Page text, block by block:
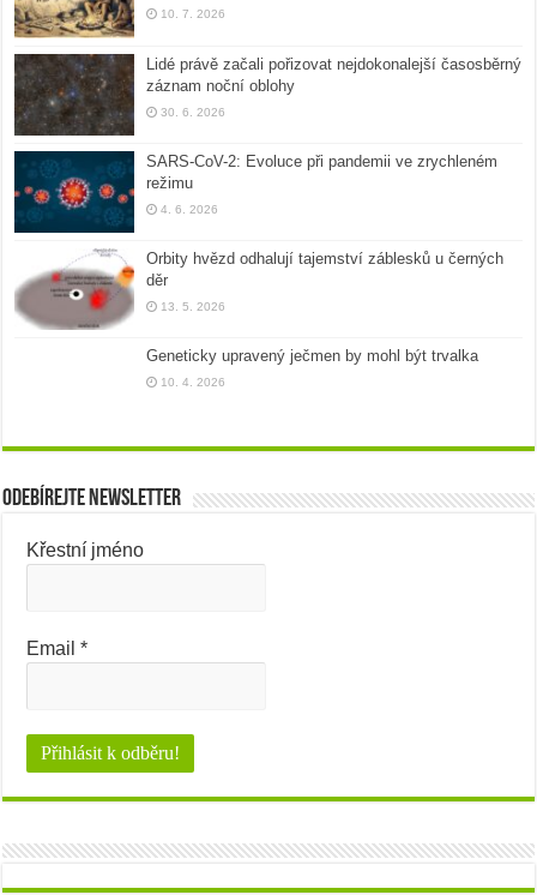
10. 7. 2026
Lidé právě začali pořizovat nejdokonalejší časosběrný
záznam noční oblohy
30. 6. 2026
SARS-CoV-2: Evoluce při pandemii ve zrychleném
režimu
4. 6. 2026
Orbity hvězd odhalují tajemství záblesků u černých
děr
13. 5. 2026
Geneticky upravený ječmen by mohl být trvalka
10. 4. 2026
Odebírejte newsletter
Křestní jméno
Email*